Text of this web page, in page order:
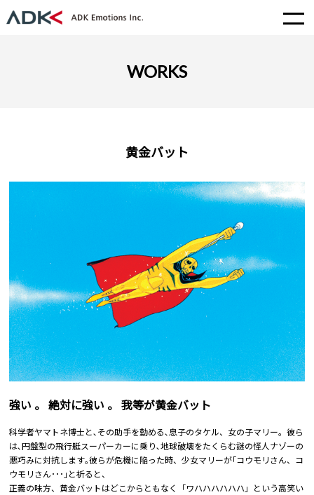
WORKS
黄金バット
強い 。 絶対に強い 。 我等が黄金バット
科学者ヤマトネ博士と､その助手を勤める､息子のタケル、女の子マリー。彼ら
は､円盤型の飛行艇スーパーカーに乗り､地球破壊をたくらむ謎の怪人ナゾーの
悪巧みに対抗します｡彼らが危機に陥った時、少女マリーが｢コウモリさん、コ
ウモリさん･･･｣と祈ると、
正義の味方、黄金バットはどこからともなく「ワハハハハハハ」という高笑い